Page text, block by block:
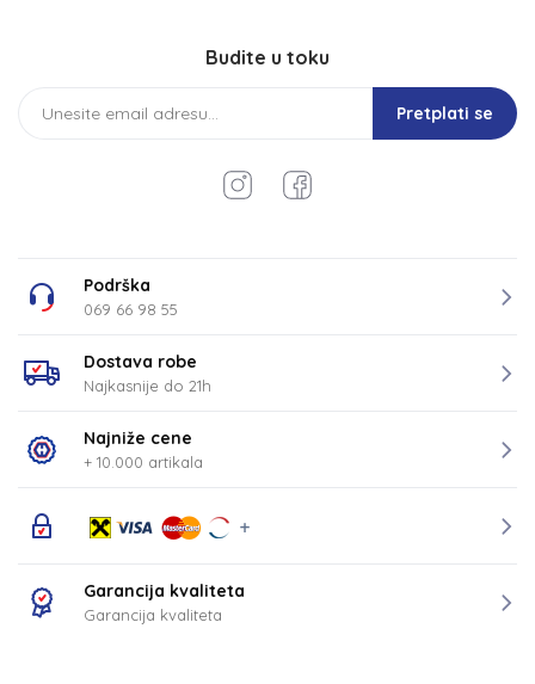
Budite u toku
Pretplati se
Podrška
069 66 98 55
Dostava robe
Najkasnije do 21h
Najniže cene
+ 10.000 artikala
Garancija kvaliteta
Garancija kvaliteta